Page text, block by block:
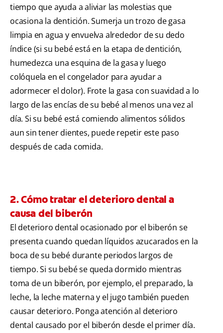
tiempo que ayuda a aliviar las molestias que
ocasiona la dentición. Sumerja un trozo de gasa
limpia en agua y envuelva alrededor de su dedo
índice (si su bebé está en la etapa de dentición,
humedezca una esquina de la gasa y luego
colóquela en el congelador para ayudar a
adormecer el dolor). Frote la gasa con suavidad a lo
largo de las encías de su bebé al menos una vez al
día. Si su bebé está comiendo alimentos sólidos
aun sin tener dientes, puede repetir este paso
después de cada comida.
2. Cómo tratar el deterioro dental a
causa del biberón
El deterioro dental ocasionado por el biberón se
presenta cuando quedan líquidos azucarados en la
boca de su bebé durante periodos largos de
tiempo. Si su bebé se queda dormido mientras
toma de un biberón, por ejemplo, el preparado, la
leche, la leche materna y el jugo también pueden
causar deterioro. Ponga atención al deterioro
dental causado por el biberón desde el primer día.